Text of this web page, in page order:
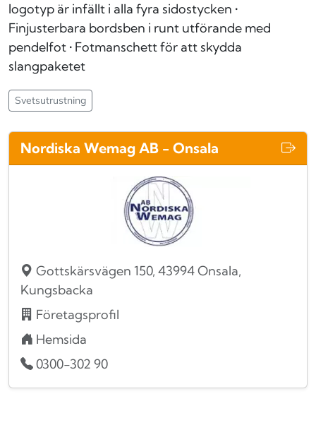
logotyp är infällt i alla fyra sidostycken •
Finjusterbara bordsben i runt utförande med
pendelfot • Fotmanschett för att skydda
slangpaketet
Svetsutrustning
Nordiska Wemag AB - Onsala
Gottskärsvägen 150, 43994 Onsala,
Kungsbacka
Företagsprofil
Hemsida
0300-302 90